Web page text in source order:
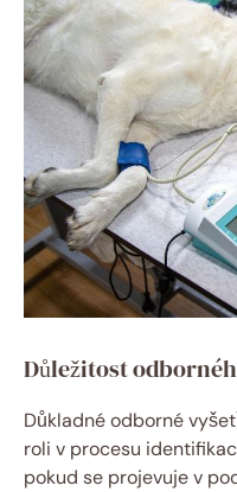
Důležitost
Důkladné odborné
roli v procesu
pokud se projevuje v